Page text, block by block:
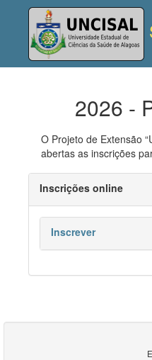
2026 -
O Projeto de Extensão
abertas as inscrições
Inscrições online
Inscrever